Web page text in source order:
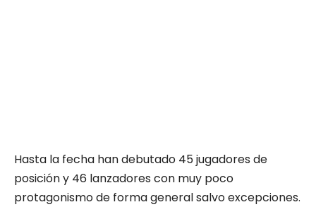
Hasta la fecha han debutado 45 jugadores de
posición y 46 lanzadores con muy poco
protagonismo de forma general salvo excepciones.